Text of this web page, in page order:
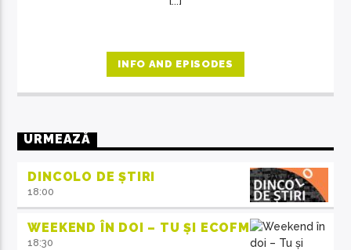
INFO AND EPISODES
URMEAZĂ
DINCOLO DE ȘTIRI
18:00
WEEKEND ÎN DOI – TU ȘI ECOFM
18:30